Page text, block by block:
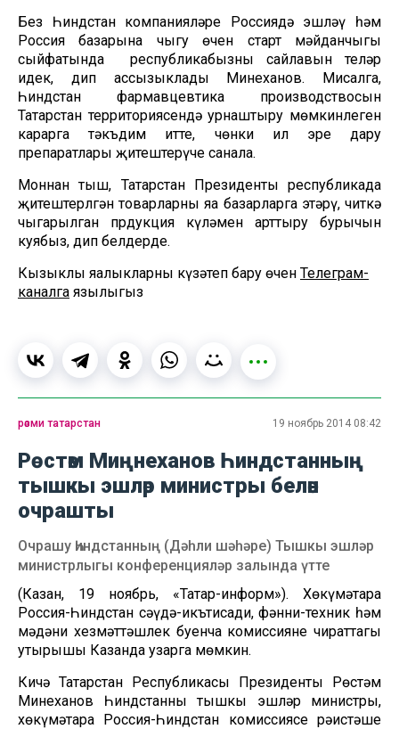
Без Һиндстан компанияләре Россиядә эшләү һәм
Россия базарына чыгу өчен старт мәйданчыгы
сыйфатында республикабызны сайлавын теләр
идек, дип ассызыклады Миңнеханов. Мисалга,
Һиндстан фармавцевтика производствосын
Татарстан территориясендә урнаштыру мөмкинлеген
карарга тәкъдим итте, чөнки ил эре дару
препаратлары җитештерүче санала.
Моннан тыш, Татарстан Президенты республикада
җитештерлгән товарларны яңа базарларга этәрү, читкә
чыгарылган прдукция күләмен арттыру бурычын
куябыз, дип белдерде.
Кызыклы яңалыкларны күзәтеп бару өчен Телеграм-
каналга язылыгыз
рәсми татарстан 19 ноябрь 2014 08:42
Рөстәм Миңнеханов Һиндстанның
тышкы эшләр министры белән
очрашты
Очрашу Һиндстанның (Дәһли шәһәре) Тышкы эшләр
министрлыгы конференцияләр залында үтте
(Казан, 19 ноябрь, «Татар-информ»). Хөкүмәтара
Россия-Һиндстан сәүдә-икътисади, фәнни-техник һәм
мәдәни хезмәттәшлек буенча комиссиянең чираттагы
утырышы Казанда узарга мөмкин.
Кичә Татарстан Республикасы Президенты Рөстәм
Миңнеханов Һиндстанның тышкы эшләр министры,
хөкүмәтара Россия-Һиндстан комиссиясе рәистәше